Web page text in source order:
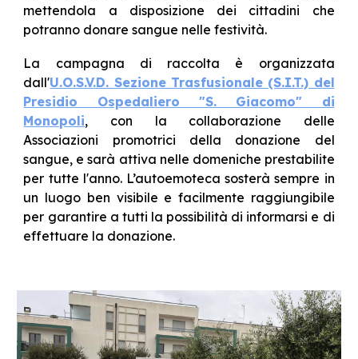
mettendola a disposizione dei cittadini che
potranno donare sangue nelle festività.
La campagna di raccolta è organizzata
dall'U.O.S.V.D. Sezione Trasfusionale (S.I.T.) del
Presidio Ospedaliero "S. Giacomo" di
Monopoli, con la collaborazione delle
Associazioni promotrici della donazione del
sangue, e sarà attiva nelle domeniche prestabilite
per tutte l'anno. L’autoemoteca sosterà sempre in
un luogo ben visibile e facilmente raggiungibile
per garantire a tutti la possibilità di informarsi e di
effettuare la donazione.